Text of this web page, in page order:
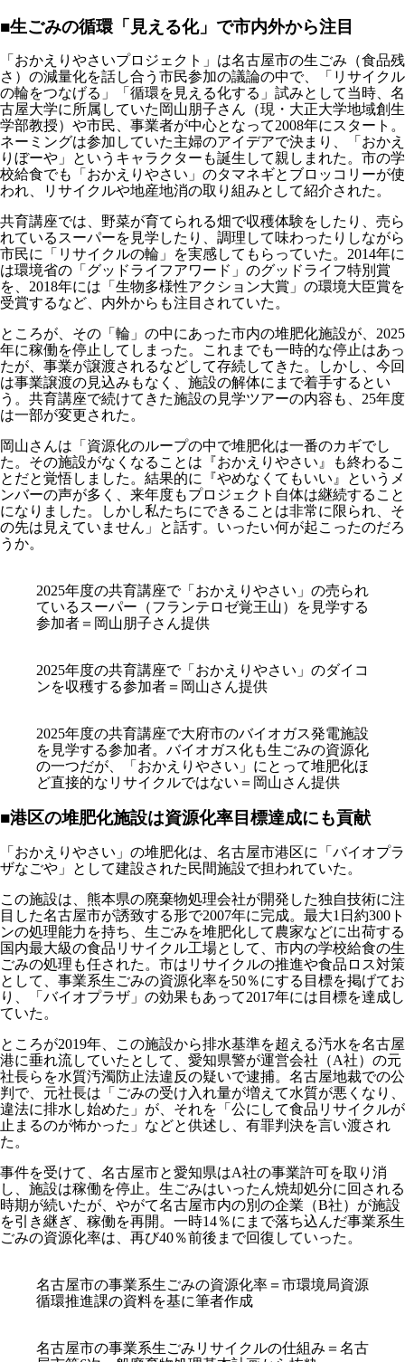
■生ごみの循環「見える化」で市内外から注目
「おかえりやさいプロジェクト」は名古屋市の生ごみ（食品残
さ）の減量化を話し合う市民参加の議論の中で、「リサイクル
の輪をつなげる」「循環を見える化する」試みとして当時、名
古屋大学に所属していた岡山朋子さん（現・大正大学地域創生
学部教授）や市民、事業者が中心となって2008年にスタート。
ネーミングは参加していた主婦のアイデアで決まり、「おかえ
りぼーや」というキャラクターも誕生して親しまれた。市の学
校給食でも「おかえりやさい」のタマネギとブロッコリーが使
われ、リサイクルや地産地消の取り組みとして紹介された。
共育講座では、野菜が育てられる畑で収穫体験をしたり、売ら
れているスーパーを見学したり、調理して味わったりしながら
市民に「リサイクルの輪」を実感してもらっていた。2014年に
は環境省の「グッドライフアワード」のグッドライフ特別賞
を、2018年には「生物多様性アクション大賞」の環境大臣賞を
受賞するなど、内外からも注目されていた。
ところが、その「輪」の中にあった市内の堆肥化施設が、2025
年に稼働を停止してしまった。これまでも一時的な停止はあっ
たが、事業が譲渡されるなどして存続してきた。しかし、今回
は事業譲渡の見込みもなく、施設の解体にまで着手するとい
う。共育講座で続けてきた施設の見学ツアーの内容も、25年度
は一部が変更された。
岡山さんは「資源化のループの中で堆肥化は一番のカギでし
た。その施設がなくなることは『おかえりやさい』も終わるこ
とだと覚悟しました。結果的に『やめなくてもいい』というメ
ンバーの声が多く、来年度もプロジェクト自体は継続すること
になりました。しかし私たちにできることは非常に限られ、そ
の先は見えていません」と話す。いったい何が起こったのだろ
うか。
2025年度の共育講座で「おかえりやさい」の売られ
ているスーパー（フランテロゼ覚王山）を見学する
参加者＝岡山朋子さん提供
2025年度の共育講座で「おかえりやさい」のダイコ
ンを収穫する参加者＝岡山さん提供
2025年度の共育講座で大府市のバイオガス発電施設
を見学する参加者。バイオガス化も生ごみの資源化
の一つだが、「おかえりやさい」にとって堆肥化ほ
ど直接的なリサイクルではない＝岡山さん提供
■港区の堆肥化施設は資源化率目標達成にも貢献
「おかえりやさい」の堆肥化は、名古屋市港区に「バイオプラ
ザなごや」として建設された民間施設で担われていた。
この施設は、熊本県の廃棄物処理会社が開発した独自技術に注
目した名古屋市が誘致する形で2007年に完成。最大1日約300ト
ンの処理能力を持ち、生ごみを堆肥化して農家などに出荷する
国内最大級の食品リサイクル工場として、市内の学校給食の生
ごみの処理も任された。市はリサイクルの推進や食品ロス対策
として、事業系生ごみの資源化率を50％にする目標を掲げてお
り、「バイオプラザ」の効果もあって2017年には目標を達成し
ていた。
ところが2019年、この施設から排水基準を超える汚水を名古屋
港に垂れ流していたとして、愛知県警が運営会社（A社）の元
社長らを水質汚濁防止法違反の疑いで逮捕。名古屋地裁での公
判で、元社長は「ごみの受け入れ量が増えて水質が悪くなり、
違法に排水し始めた」が、それを「公にして食品リサイクルが
止まるのが怖かった」などと供述し、有罪判決を言い渡され
た。
事件を受けて、名古屋市と愛知県はA社の事業許可を取り消
し、施設は稼働を停止。生ごみはいったん焼却処分に回される
時期が続いたが、やがて名古屋市内の別の企業（B社）が施設
を引き継ぎ、稼働を再開。一時14％にまで落ち込んだ事業系生
ごみの資源化率は、再び40％前後まで回復していった。
名古屋市の事業系生ごみの資源化率＝市環境局資源
循環推進課の資料を基に筆者作成
名古屋市の事業系生ごみリサイクルの仕組み＝名古